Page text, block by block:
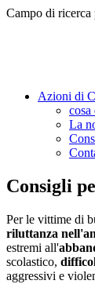
Campo di ricerca
Azioni di
La
Consigli
Per le vittime di
riluttanza
estremi all'
scolastico,
aggressivi e